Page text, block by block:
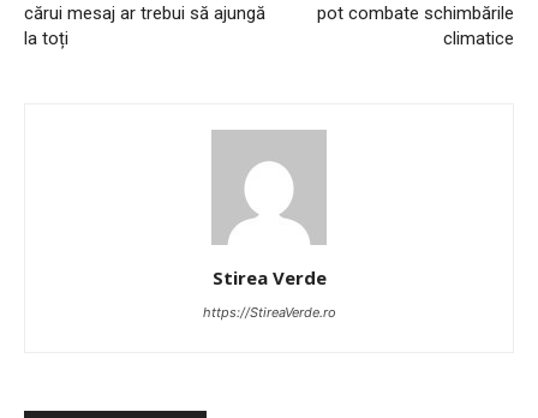
cărui mesaj ar trebui să ajungă
la toți
pot combate schimbările
climatice
Stirea Verde
https://StireaVerde.ro